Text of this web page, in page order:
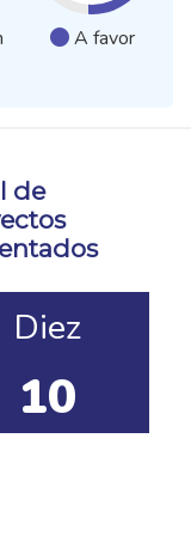
A favor
de
Diez
10